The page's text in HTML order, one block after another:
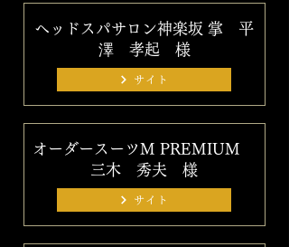
ヘッドスパサロン神楽坂 掌 平
澤 孝起 様
サイト
オーダースーツM PREMIUM
三木 秀夫 様
サイト